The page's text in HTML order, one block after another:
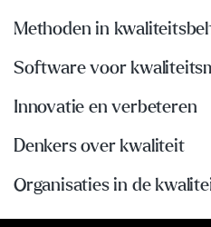
Methoden in
Software voor
Innovatie en verbeteren
Denkers over kwaliteit
Organisaties in de